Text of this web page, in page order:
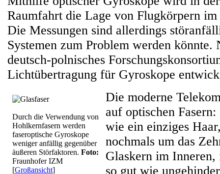
Raumfahrt die Lage von Flugkörpern
Die Messungen sind allerdings
Systemen zum Problem werden könnte.
deutsch-polnisches
Lichtübertragung für Gyroskope
Durch die Verwendung von
Hohlkernfasern werden
faseroptische Gyroskope
weniger anfällig gegenüber
äußeren Störfaktoren. Foto:
Fraunhofer IZM
[Großansicht]
Die moderne
auf optischen
wie ein einziges
nochmals um das
Glaskern im
so gut wie